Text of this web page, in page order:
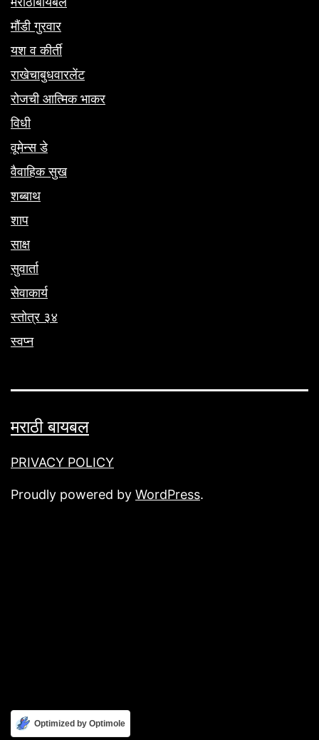
मौंडी गुरवार
यश व कीर्ती
राखेचाबुधवारलेंट
रोजची आत्मिक भाकर
विधी
वूमेन्स डे
वैवाहिक सुख
शब्बाथ
शाप
साक्ष
सुवार्ता
सेवाकार्य
स्तोत्र ३४
स्वप्न
मराठी बायबल
PRIVACY POLICY
Proudly powered by WordPress.
Optimized by Optimole